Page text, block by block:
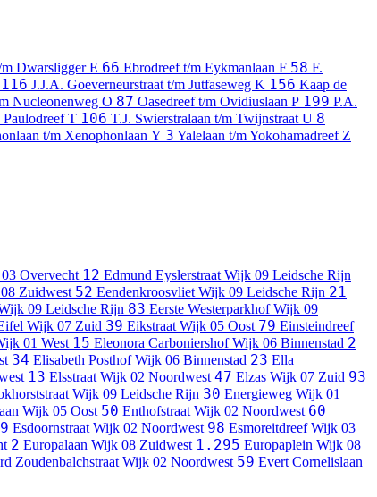
DwarsliggerE 66 Ebrodreef t/m Eykmanlaan F 58 F.
116 J.J.A. Goeverneurstraat t/m Jutfaseweg K 156 Kaap de
Nucleonenweg O 87 Oasedreef t/m Ovidiuslaan P 199 P.A.
PaulodreefT 106 T.J. Swierstralaan t/m Twijnstraat U 8
t/m Xenophonlaan Y 3 Yalelaan t/m Yokohamadreef Z
Overvecht 12 Edmund Eyslerstraat Wijk 09 Leidsche Rijn
Zuidwest 52 Eendenkroosvliet Wijk 09 Leidsche Rijn 21
09 Leidsche Rijn 83 Eerste Westerparkhof Wijk 09
Wijk 07 Zuid 39 Eikstraat Wijk 05 Oost 79 Einsteindreef
01 West 15 Eleonora Carboniershof Wijk 06 Binnenstad 2
34 Elisabeth Posthof Wijk 06 Binnenstad 23 Ella
13 Elsstraat Wijk 02 Noordwest 47 Elzas Wijk 07 Zuid 93
Wijk 09 Leidsche Rijn 30 Energieweg Wijk 01
Wijk 05 Oost 50 Enthofstraat Wijk 02 Noordwest 60
Esdoornstraat Wijk 02 Noordwest 98 Esmoreitdreef Wijk 03
2 Europalaan Wijk 08 Zuidwest 1.295 Europaplein Wijk 08
Zoudenbalchstraat Wijk 02 Noordwest 59 Evert Cornelislaan